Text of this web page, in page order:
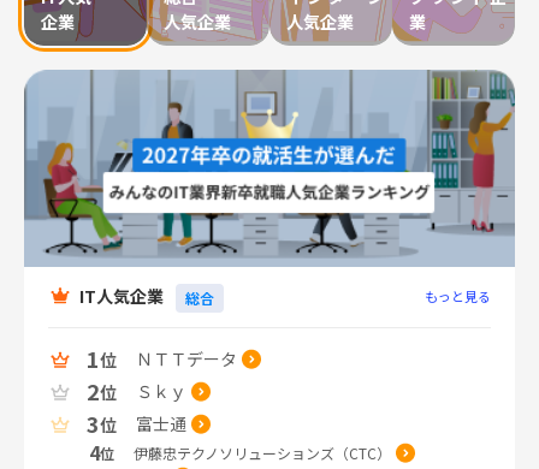
企業
人気企業
人気企業
業
IT人気企業 総合 もっと見る
1位 ＮＴＴデータ
2位 Ｓｋｙ
3位 富士通
4位 伊藤忠テクノソリューションズ（CTC）